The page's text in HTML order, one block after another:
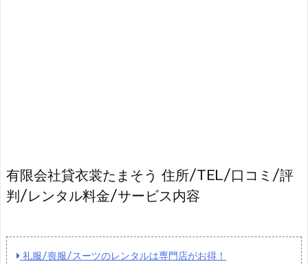
有限会社貸衣裳たまそう 住所/TEL/口コミ/評
判/レンタル料金/サービス内容
礼服/喪服/スーツのレンタルは専門店がお得！